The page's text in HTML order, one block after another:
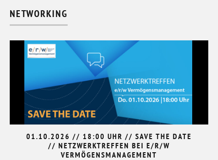
NETWORKING
01.10.2026 // 18:00 UHR // SAVE THE DATE
// NETZWERKTREFFEN BEI E/R/W
VERMÖGENSMANAGEMENT